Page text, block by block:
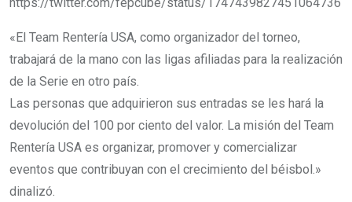
«El Team Rentería USA, como organizador del torneo,
trabajará de la mano con las ligas afiliadas para la realización
de la Serie en otro país.
Las personas que adquirieron sus entradas se les hará la
devolución del 100 por ciento del valor. La misión del Team
Rentería USA es organizar, promover y comercializar
eventos que contribuyan con el crecimiento del béisbol.»
dinalizó.